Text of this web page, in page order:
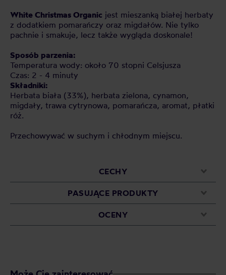
White Christmas Organic jest mieszanką białej herbaty
z dodatkiem pomarańczy oraz migdałów. Nie tylko
pachnie i smakuje, lecz także wygląda doskonale!
Sposób parzenia:
Temperatura wody: około 70 stopni Celsjusza
Czas: 2 - 4 minuty
Składniki:
Herbata biała (33%), herbata zielona, cynamon,
migdały, trawa cytrynowa, pomarańcza, aromat, płatki
róż.
Przechowywać w suchym i chłodnym miejscu.
CECHY
PASUJĄCE PRODUKTY
OCENY